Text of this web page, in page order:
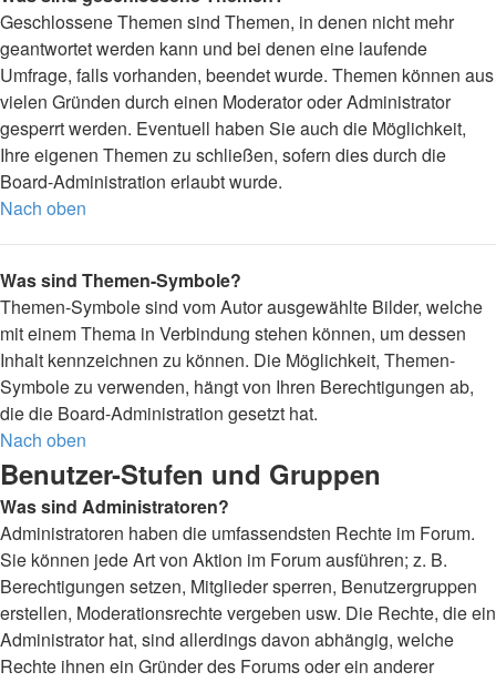
Geschlossene Themen sind Themen, in denen nicht mehr
geantwortet werden kann und bei denen eine laufende
Umfrage, falls vorhanden, beendet wurde. Themen können aus
vielen Gründen durch einen Moderator oder Administrator
gesperrt werden. Eventuell haben Sie auch die Möglichkeit,
Ihre eigenen Themen zu schließen, sofern dies durch die
Board-Administration erlaubt wurde.
Nach oben
Was sind Themen-Symbole?
Themen-Symbole sind vom Autor ausgewählte Bilder, welche
mit einem Thema in Verbindung stehen können, um dessen
Inhalt kennzeichnen zu können. Die Möglichkeit, Themen-
Symbole zu verwenden, hängt von Ihren Berechtigungen ab,
die die Board-Administration gesetzt hat.
Nach oben
Benutzer-Stufen und Gruppen
Was sind Administratoren?
Administratoren haben die umfassendsten Rechte im Forum.
Sie können jede Art von Aktion im Forum ausführen; z. B.
Berechtigungen setzen, Mitglieder sperren, Benutzergruppen
erstellen, Moderationsrechte vergeben usw. Die Rechte, die ein
Administrator hat, sind allerdings davon abhängig, welche
Rechte ihnen ein Gründer des Forums oder ein anderer